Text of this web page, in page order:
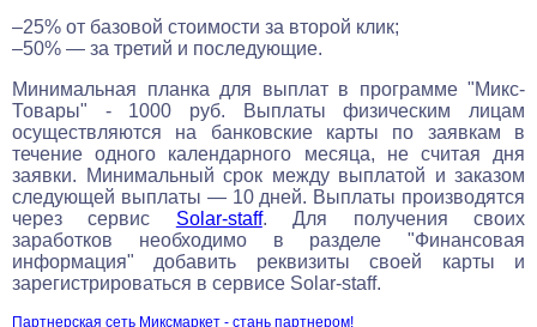
–25% от базовой стоимости за второй клик;
–50% — за третий и последующие.
Минимальная планка для выплат в программе "Микс-
Товары" - 1000 руб. Выплаты физическим лицам
осуществляются на банковские карты по заявкам в
течение одного календарного месяца, не считая дня
заявки. Минимальный срок между выплатой и заказом
следующей выплаты — 10 дней. Выплаты производятся
через сервис Solar-staff. Для получения своих
заработков необходимо в разделе "Финансовая
информация" добавить реквизиты своей карты и
зарегистрироваться в сервисе Solar-staff.
Партнерская сеть Миксмаркет - стань партнером!